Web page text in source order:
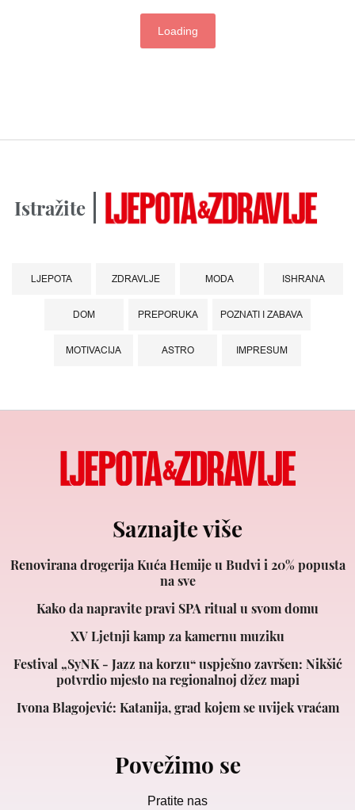
Loading
Istražite
LJEPOTA ZDRAVLJE MODA ISHRANA
DOM PREPORUKA POZNATI I ZABAVA
MOTIVACIJA ASTRO IMPRESUM
Saznajte više
Renovirana drogerija Kuća Hemije u Budvi i 20% popusta
na sve
Kako da napravite pravi SPA ritual u svom domu
XV Ljetnji kamp za kamernu muziku
Festival „SyNK - Jazz na korzu“ uspješno završen: Nikšić
potvrdio mjesto na regionalnoj džez mapi
Ivona Blagojević: Katanija, grad kojem se uvijek vraćam
Povežimo se
Pratite nas